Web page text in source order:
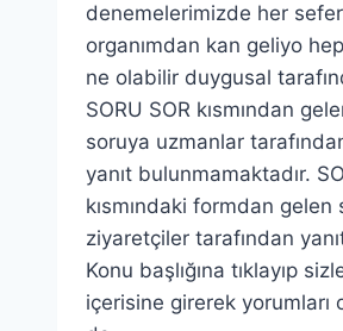
denemelerimizde her
organımdan kan geliyo
ne olabilir duygusal
SORU SOR kısmından
soruya uzmanlar
yanıt bulunmamaktadır.
kısmındaki formdan gelen
ziyaretçiler tarafından
Konu başlığına tıklayıp
içerisine girerek yorumları